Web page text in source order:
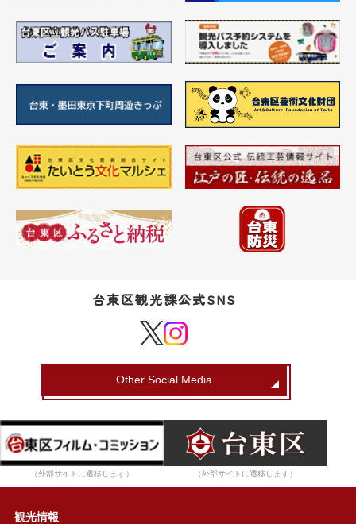
台東区観光課公式SNS
Other Social Media
（外部サイトに遷移します） （外部サイトに遷移します）
観光情報